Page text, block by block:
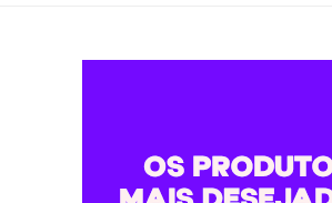
colisão entre carro e motocicleta no